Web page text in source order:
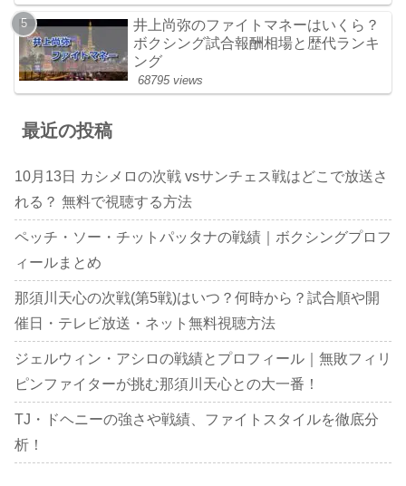
井上尚弥のファイトマネーはいくら？
ボクシング試合報酬相場と歴代ランキ
ング
68795 views
最近の投稿
10月13日 カシメロの次戦 vsサンチェス戦はどこで放送さ
れる？ 無料で視聴する方法
ペッチ・ソー・チットパッタナの戦績｜ボクシングプロフ
ィールまとめ
那須川天心の次戦(第5戦)はいつ？何時から？試合順や開
催日・テレビ放送・ネット無料視聴方法
ジェルウィン・アシロの戦績とプロフィール｜無敗フィリ
ピンファイターが挑む那須川天心との大一番！
TJ・ドヘニーの強さや戦績、ファイトスタイルを徹底分
析！